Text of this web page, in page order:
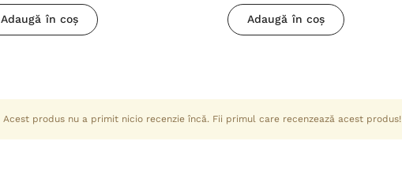
Adaugă în coș Adaugă în coș
Acest produs nu a primit nicio recenzie încă. Fii primul care recenzează acest produs!